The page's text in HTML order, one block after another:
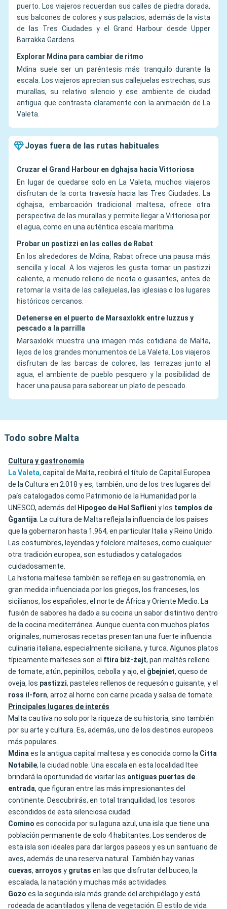
puerto. Los viajeros recuerdan sus calles de piedra dorada,
sus balcones de colores y sus palacios, además de la vista
de las Tres Ciudades y el Grand Harbour desde Upper
Barrakka Gardens.
Explorar Mdina para cambiar de ritmo
Mdina suele ser un paréntesis más tranquilo durante la
escala. Los viajeros aprecian sus callejuelas estrechas, sus
murallas, su relativo silencio y ese ambiente de ciudad
antigua que contrasta claramente con la animación de La
Valeta.
Joyas fuera de las rutas habituales
Cruzar el Grand Harbour en dghajsa hacia Vittoriosa
En lugar de quedarse solo en La Valeta, muchos viajeros
disfrutan de la corta travesía hacia las Tres Ciudades. La
dghajsa, embarcación tradicional maltesa, ofrece otra
perspectiva de las murallas y permite llegar a Vittoriosa por
el agua, como en una auténtica escala marítima.
Probar un pastizzi en las calles de Rabat
En los alrededores de Mdina, Rabat ofrece una pausa más
sencilla y local. A los viajeros les gusta tomar un pastizzi
caliente, a menudo relleno de ricota o guisantes, antes de
retomar la visita de las callejuelas, las iglesias o los lugares
históricos cercanos.
Detenerse en el puerto de Marsaxlokk entre luzzus y
pescado a la parrilla
Marsaxlokk muestra una imagen más cotidiana de Malta,
lejos de los grandes monumentos de La Valeta. Los viajeros
disfrutan de las barcas de colores, las terrazas junto al
agua, el ambiente de pueblo pesquero y la posibilidad de
hacer una pausa para saborear un plato de pescado.
Todo sobre Malta
Cultura y gastronomía
La Valeta, capital de Malta, recibirá el título de Capital Europea
de la Cultura en 2.018 y es, también, uno de los tres lugares del
país catalogados como Patrimonio de la Humanidad por la
UNESCO, además del
Hipogeo de Hal Saflieni y los templos de
Ġgantija. La cultura de Malta refleja la influencia de los países
que la gobernaron hasta 1.964, en particular Italia y Reino Unido.
Las costumbres, leyendas y folclore malteses, como cualquier
otra tradición europea, son estudiados y catalogados
cuidadosamente.
La historia maltesa también se refleja en su gastronomía, en
gran medida influenciada por los griegos, los franceses, los
sicilianos, los españoles, el norte de África y Oriente Medio. La
fusión de sabores ha dado a su cocina un sabor distintivo dentro
de la cocina mediterránea. Aunque cuenta con muchos platos
originales, numerosas recetas presentan una fuerte influencia
culinaria italiana, especialmente siciliana, y turca. Algunos platos
típicamente malteses son el ftira biż-żejt, pan maltés relleno
de tomate, atún, pepinillos, cebolla y ajo, el ġbejniet, queso de
oveja, los pastizzi, pasteles rellenos de requesón o guisante, y el
ross il-forn, arroz al horno con carne picada y salsa de tomate.
Principales lugares de interés
Malta cautiva no solo por la riqueza de su historia, sino también
por su arte y cultura. Es, además, uno de los destinos europeos
más populares.
Mdinaes la antigua capital maltesa y es conocida como la Citta
Notabile, la ciudad noble. Una escala en esta localidad ltee
brindará la oportunidad de visitar las antiguas puertas de
entrada, que figuran entre las más impresionantes del
continente. Descubrirás, en total tranquilidad, los tesoros
escondidos de esta silenciosa ciudad.
Comino es conocida por su laguna azul, una isla que tiene una
población permanente de solo 4 habitantes. Los senderos de
esta isla son ideales para dar largos paseos y es un santuario de
aves, además de una reserva natural. También hay varias
cuevas, arroyos y grutas en las que disfrutar del buceo, la
escalada, la natación y muchas más actividades.
Gozo es la segunda isla más grande del archipiélago y está
rodeada de acantilados y llena de vegetación. El estilo de vida